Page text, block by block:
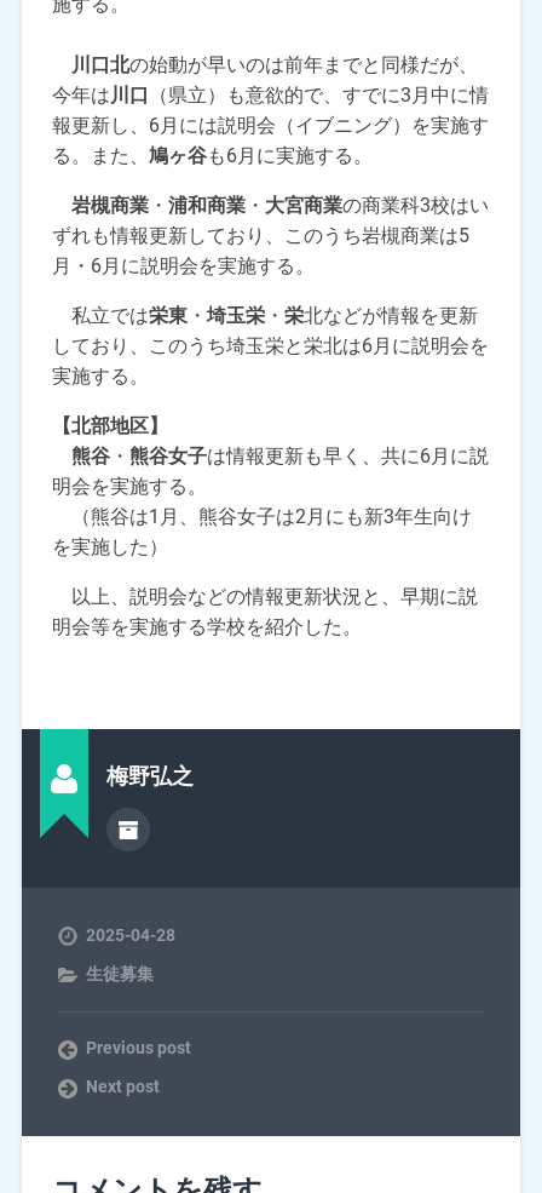
川口北の始動が早いのは前年までと同様だが、
今年は川口 （県立）も意欲的で、すでに3月中に情
報更新し、6月には説明会（イブニング）を実施す
る。また、 鳩ヶ谷も6月に実施する。
岩槻商業・ 浦和商業・ 大宮商業の商業科3校はい
ずれも情報更新しており、このうち岩槻商業は5
月・6月に説明会を実施する。
私立では栄東・ 埼玉栄・ 栄北などが情報を更新
しており、このうち埼玉栄と栄北は6月に説明会を
実施する。
【北部地区】
熊谷・ 熊谷女子は情報更新も早く、共に6月に説
明会を実施する。
（熊谷は1月、熊谷女子は2月にも新3年生向け
を実施した）
以上、説明会などの情報更新状況と、早期に説
明会等を実施する学校を紹介した。
梅野弘之
2025-04-28
生徒募集
Previous post
Next post